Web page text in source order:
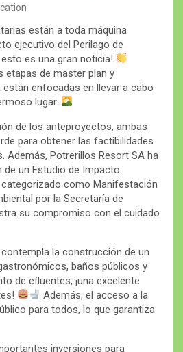
están a toda máquina
ejecutivo del Perilago de
es una gran noticia!
etapas de master plan y
enfocadas en llevar a cabo
lugar.
de los anteproyectos, ambas
para obtener las factibilidades
Además, Potrerillos Resort SA ha
un Estudio de Impacto
como Manifestación
por la Secretaría de
su compromiso con el cuidado
la construcción de un
baños públicos y
de efluentes, ¡una excelente
Además, el acceso a la
para todos, lo que garantiza
inversiones para